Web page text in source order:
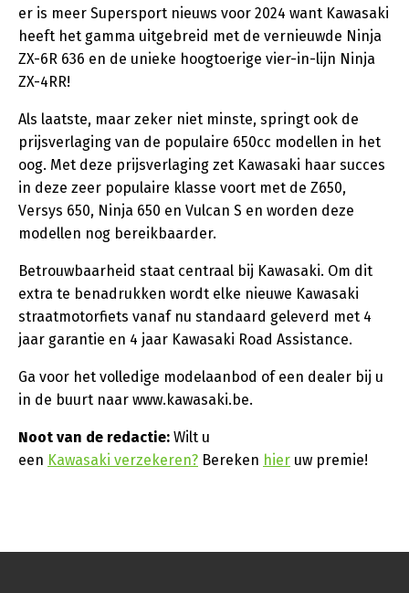
er is meer Supersport nieuws voor 2024 want Kawasaki
heeft het gamma uitgebreid met de vernieuwde Ninja
ZX-6R 636 en de unieke hoogtoerige vier-in-lijn Ninja
ZX-4RR!
Als laatste, maar zeker niet minste, springt ook de
prijsverlaging van de populaire 650cc modellen in het
oog. Met deze prijsverlaging zet Kawasaki haar succes
in deze zeer populaire klasse voort met de Z650,
Versys 650, Ninja 650 en Vulcan S en worden deze
modellen nog bereikbaarder.
Betrouwbaarheid staat centraal bij Kawasaki. Om dit
extra te benadrukken wordt elke nieuwe Kawasaki
straatmotorfiets vanaf nu standaard geleverd met 4
jaar garantie en 4 jaar Kawasaki Road Assistance.
Ga voor het volledige modelaanbod of een dealer bij u
in de buurt naar www.kawasaki.be.
Noot van de redactie: Wilt u
een Kawasaki verzekeren? Bereken hier uw premie!